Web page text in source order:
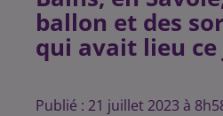
ballon et des
qui avait lieu
Publié : 21 juillet 2023 à